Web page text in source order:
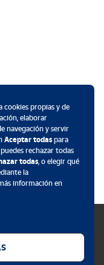
cookies propias y de
elaborar
navegación y servir
Aceptar todaspara
rechazar todas
todas, o elegir qué
la
información en